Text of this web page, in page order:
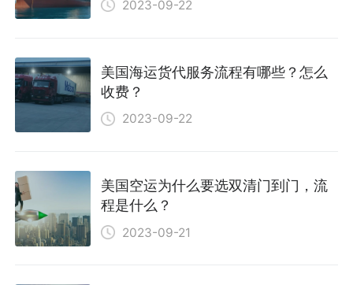
2023-09-22
美国海运货代服务流程有哪些？怎么
收费？
2023-09-22
美国空运为什么要选双清门到门，流
程是什么？
2023-09-21